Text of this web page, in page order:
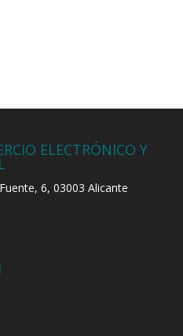
ELECTRÓNICO Y
6, 03003 Alicante